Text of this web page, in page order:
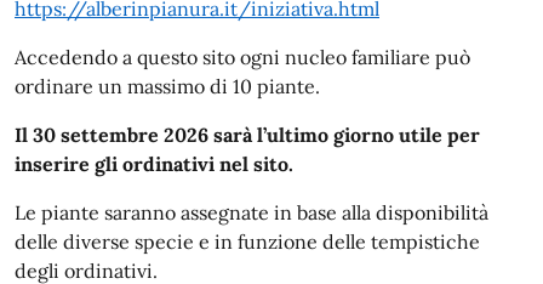
https://alberinpianura.it/iniziativa.html
Accedendo a questo sito ogni nucleo familiare può
ordinare un massimo di 10 piante.
Il 30 settembre 2026 sarà l’ultimo giorno utile per
inserire gli ordinativi nel sito.
Le piante saranno assegnate in base alla disponibilità
delle diverse specie e in funzione delle tempistiche
degli ordinativi.